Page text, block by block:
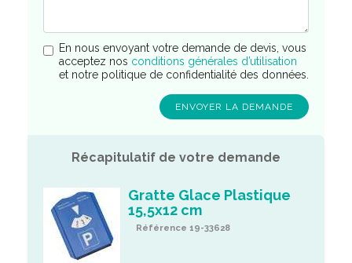
En nous envoyant votre demande de devis, vous
acceptez nos conditions générales d’utilisation
et notre politique de confidentialité des données.
Récapitulatif de votre demande
Gratte Glace Plastique
15,5x12 cm
Référence 19-33628